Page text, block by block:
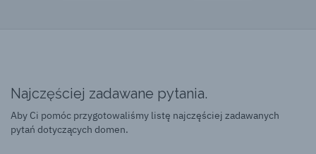
Najczęściej zadawane pytania.
Aby Ci pomóc przygotowaliśmy listę najczęściej zadawanych
pytań dotyczących domen.